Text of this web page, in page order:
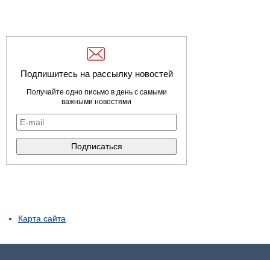
Подпишитесь на рассылку новостей
Получайте одно письмо в день с самыми
важными новостями
Карта сайта